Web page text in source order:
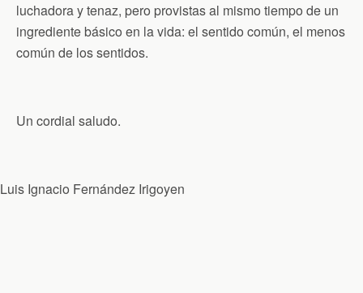
luchadora y tenaz, pero provistas al mismo tiempo de un
ingrediente básico en la vida: el sentido común, el menos
común de los sentidos.
Un cordial saludo.
Luis Ignacio Fernández Irigoyen